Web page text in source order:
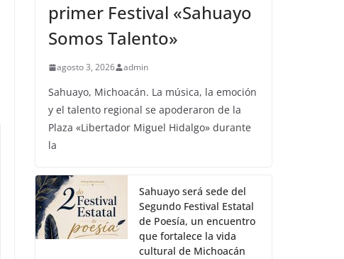
primer Festival «Sahuayo
Somos Talento»
agosto 3, 2026 admin
Sahuayo, Michoacán. La música, la emoción
y el talento regional se apoderaron de la
Plaza «Libertador Miguel Hidalgo» durante
la
Sahuayo será sede del
Segundo Festival Estatal
de Poesía, un encuentro
que fortalece la vida
cultural de Michoacán